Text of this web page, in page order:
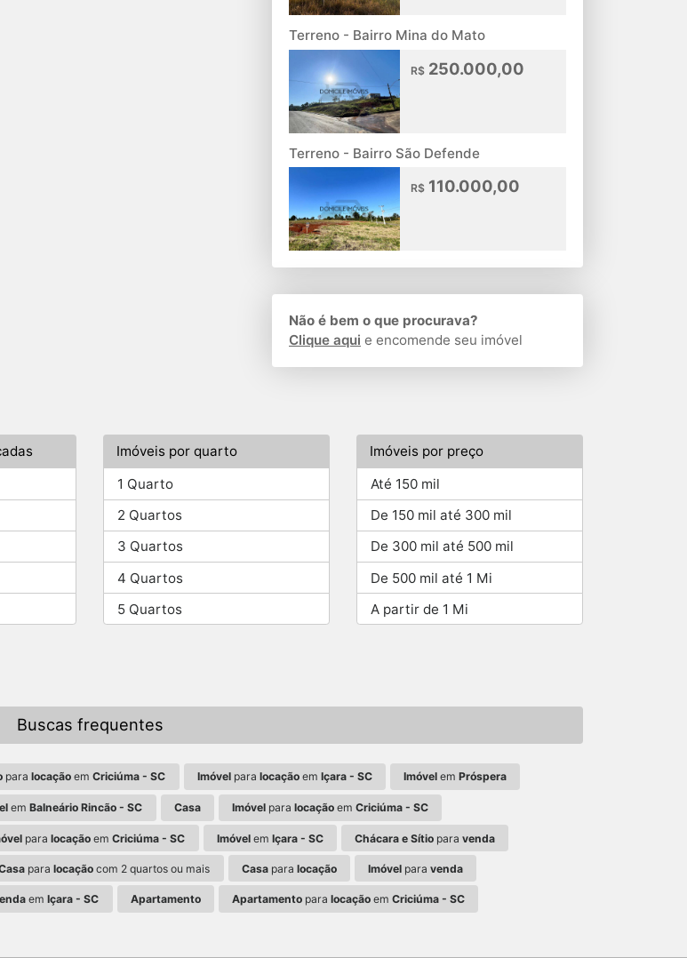
Terreno - Bairro Mina do Mato
R$250.000,00
Terreno - Bairro São Defende
R$110.000,00
Não é bem o que procurava?
Clique aqui e encomende seu imóvel
Imóveis por quarto
1 Quarto
2 Quartos
3 Quartos
4 Quartos
5 Quartos
Imóveis por preço
Até 150 mil
De 150 mil até 300 mil
De 300 mil até 500 mil
De 500 mil até 1 Mi
A partir de 1 Mi
Buscas frequentes
paralocação emCriciúma - SC Imóvelpara locaçãoem Içara - SC Imóvel emPróspera
emBalneário Rincão - SC Casa Imóvel paralocação emCriciúma - SC
paralocação emCriciúma - SC Imóvelem Içara - SC Chácara e Sítio paravenda
paralocação com 2 quartos ou mais Casapara locação Imóvel paravenda
emIçara - SC Apartamento Apartamento paralocação emCriciúma - SC